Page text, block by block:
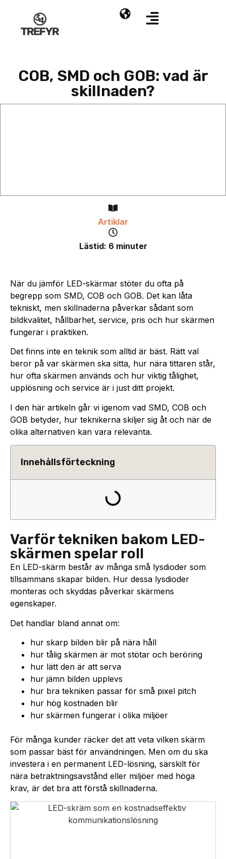
Artiklar
Lästid: 6 minuter
COB, SMD och GOB: vad är
skillnaden?
När du jämför LED-skärmar stöter du ofta på
begrepp som SMD, COB och GOB. Det kan låta
tekniskt, men skillnaderna påverkar sådant som
bildkvalitet, hållbarhet, service, pris och hur skärmen
fungerar i praktiken.
Det finns inte en teknik som alltid är bäst. Rätt val
beror på var skärmen ska sitta, hur nära tittaren står,
hur ofta skärmen används och hur viktig tålighet,
upplösning och service är i just ditt projekt.
I den här artikeln går vi igenom vad SMD, COB och
GOB betyder, hur teknikerna skiljer sig åt och när de
olika alternativen kan vara relevanta.
Innehållsförteckning
Varför tekniken bakom LED-
skärmen spelar roll
En LED-skärm består av många små lysdioder som
tillsammans skapar bilden. Hur dessa lysdioder
monteras och skyddas påverkar skärmens
egenskaper.
Det handlar bland annat om:
hur skarp bilden blir på nära håll
hur tålig skärmen är mot stötar och beröring
hur lätt den är att serva
hur jämn bilden upplevs
hur bra tekniken passar för små pixel pitch
hur hög kostnaden blir
hur skärmen fungerar i olika miljöer
För många kunder räcker det att veta vilken skärm
som passar bäst för användningen. Men om du ska
investera i en permanent LED-lösning, särskilt för
nära betraktningsavstånd eller miljöer med höga
krav, är det bra att förstå skillnaderna.